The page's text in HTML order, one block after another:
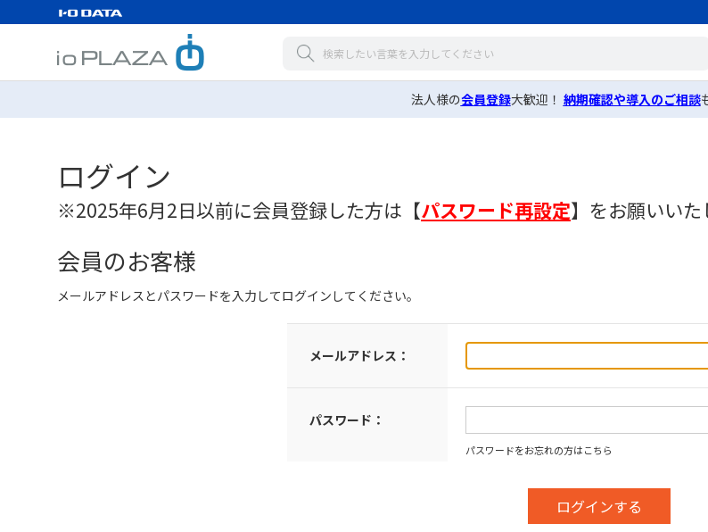
法人様の会員登録大歓迎！ 納期確認や導入のご相談
ログイン
※2025年6月2日以前に会員登録した方は 【パスワード再設定】 をお願いいた
会員のお客様
メールアドレスとパスワードを入力してログインしてください。
メールアドレス：
パスワード：
パスワードをお忘れの方はこちら